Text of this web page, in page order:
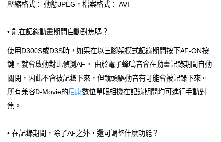
壓縮格式： 動態JPEG，檔案格式： AVI
• 能在記錄動畫期間自動對焦嗎？
使用D300S或D3S時，如果在以三腳架模式記錄期間按下AF-ON按
鍵，就會啟動對比偵測AF。 由於電子蜂鳴音會在動畫記錄期間自動
關閉，因此不會被記錄下來，但鏡頭驅動音有可能會被記錄下來。
所有兼容D-Movie的尼康數位單眼相機在記錄期間均可進行手動對
焦。
• 在記錄期間，除了AF之外，還可調整什麼功能？